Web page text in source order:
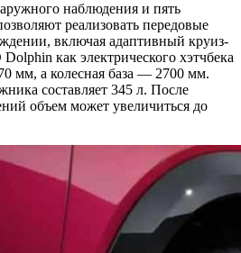
наблюдения и пять
реализовать передовые
включая адаптивный круиз-
как электрического хэтчбека
мм, а колесная база — 2700 мм.
составляет 345 л. После
объем может увеличиться до